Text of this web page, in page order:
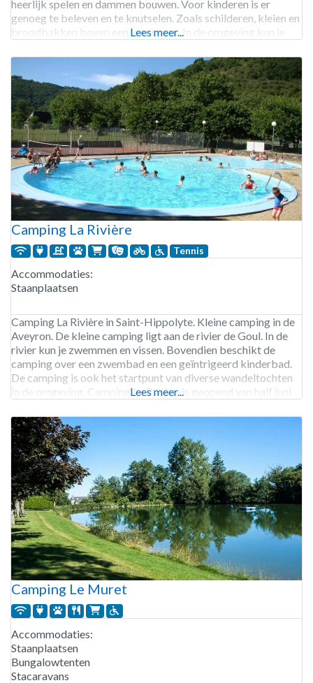
heerlijk spelen en dammen bouwen. Voor kinderen is er
genoeg te beleven en te knutselen. Zoals schilderen, kleien en
broodbakken boven een kampvuur. In de omgeving kun je
Lees meer...
Camping La Rivière
Tennis
Accommodaties:
Staanplaatsen
Camping La Rivière in Saint-Hippolyte. Kleine camping in de
Aveyron. De kleine camping ligt aan de rivier de Goul. In de
rivier kun je zwemmen en vissen. Bovendien beschikt de
camping over een zwembad en een geïntrigeerd kinderbad.
De camping is ook het startpunt van diverse wandeltochten
in de omgeving. Camping La Rivière is geopend van half juni
Lees meer...
Camping Le Muret
Accommodaties:
Staanplaatsen
Bungalowtenten
Stacaravans